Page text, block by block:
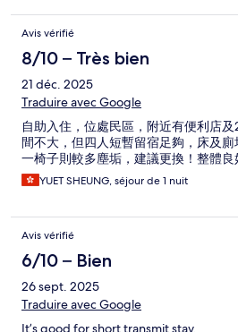
Avis vérifié
8/10 – Très bien
21 déc. 2025
Traduire avec Google
自助入住，位處民區，附近有便利店
間不大，但四人短暫留宿足夠，床及
一椅子則較多塵垢，建議更換！整體良
YUET SHEUNG, séjour de 1 nuit
Avis vérifié
6/10 – Bien
26 sept. 2025
Traduire avec Google
It’s good for short transmit stay.